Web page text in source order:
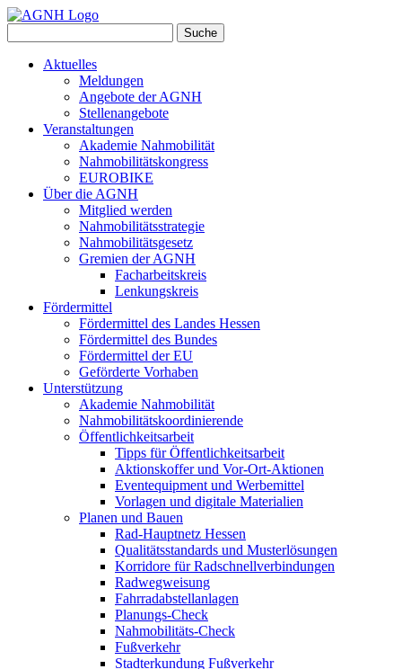
Suche
Aktuelles
Meldungen
Angebote der AGNH
Stellenangebote
Veranstaltungen
Akademie Nahmobilität
Nahmobilitätskongress
EUROBIKE
Über die AGNH
Mitglied werden
Nahmobilitätsstrategie
Nahmobilitätsgesetz
Gremien der AGNH
Facharbeitskreis
Lenkungskreis
Fördermittel
Fördermittel des Landes Hessen
Fördermittel des Bundes
Fördermittel der EU
Geförderte Vorhaben
Unterstützung
Akademie Nahmobilität
Nahmobilitätskoordinierende
Öffentlichkeitsarbeit
Tipps für Öffentlichkeitsarbeit
Aktionskoffer und Vor-Ort-Aktionen
Eventequipment und Werbemittel
Vorlagen und digitale Materialien
Planen und Bauen
Rad-Hauptnetz Hessen
Qualitätsstandards und Musterlösungen
Korridore für Radschnellverbindungen
Radwegweisung
Fahrradabstellanlagen
Planungs-Check
Nahmobilitäts-Check
Fußverkehr
Stadterkundung Fußverkehr